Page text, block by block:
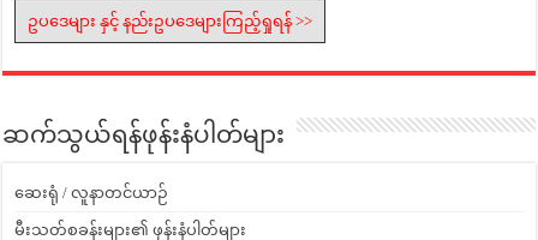
ဥပဒေများ နှင့် နည်းဥပဒေများကြည့်ရှုရန် >>
ဆက်သွယ်ရန်ဖုန်းနံပါတ်များ
ဆေးရုံ / လူနာတင်ယာဉ်
မီးသတ်စခန်းများ၏ ဖုန်းနံပါတ်များ